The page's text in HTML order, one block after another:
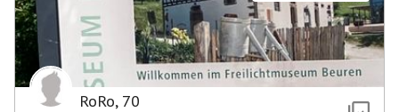
RoRo, 70